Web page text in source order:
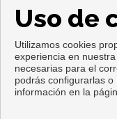
Copyright ©
Aviso legal |
Uso de
Utilizamos cookies
experiencia en
necesarias para el
podrás configurarlas
información en la